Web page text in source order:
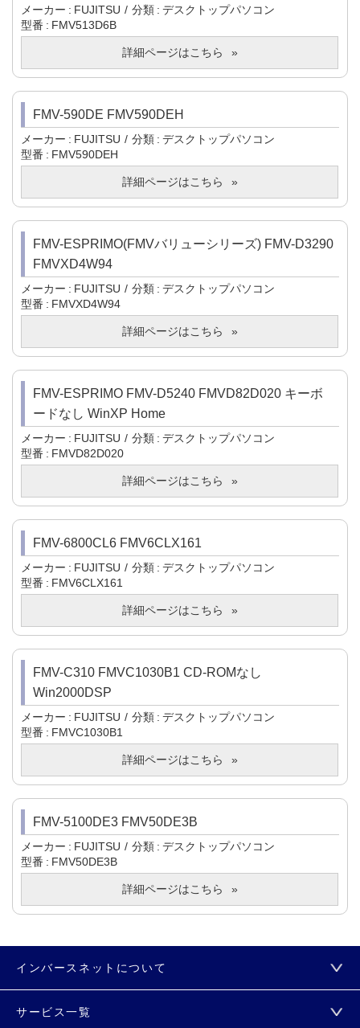
メーカー FUJITSU 分類
デスクトップパソコン
型番
FMV513D6B
詳細ページはこちら
FMV-590DE FMV590DEH
メーカー FUJITSU 分類
デスクトップパソコン
型番
FMV590DEH
詳細ページはこちら
FMV-ESPRIMO(FMVバリューシリーズ) FMV-D3290
FMVXD4W94
メーカー FUJITSU 分類
デスクトップパソコン
型番
FMVXD4W94
詳細ページはこちら
FMV-ESPRIMO FMV-D5240 FMVD82D020 キーボ
ードなし WinXP Home
メーカー FUJITSU 分類
デスクトップパソコン
型番
FMVD82D020
詳細ページはこちら
FMV-6800CL6 FMV6CLX161
メーカー FUJITSU 分類
デスクトップパソコン
型番
FMV6CLX161
詳細ページはこちら
FMV-C310 FMVC1030B1 CD-ROMなし
Win2000DSP
メーカー FUJITSU 分類
デスクトップパソコン
型番
FMVC1030B1
詳細ページはこちら
FMV-5100DE3 FMV50DE3B
メーカー FUJITSU 分類
デスクトップパソコン
型番
FMV50DE3B
詳細ページはこちら
インバースネットについて
サービス一覧